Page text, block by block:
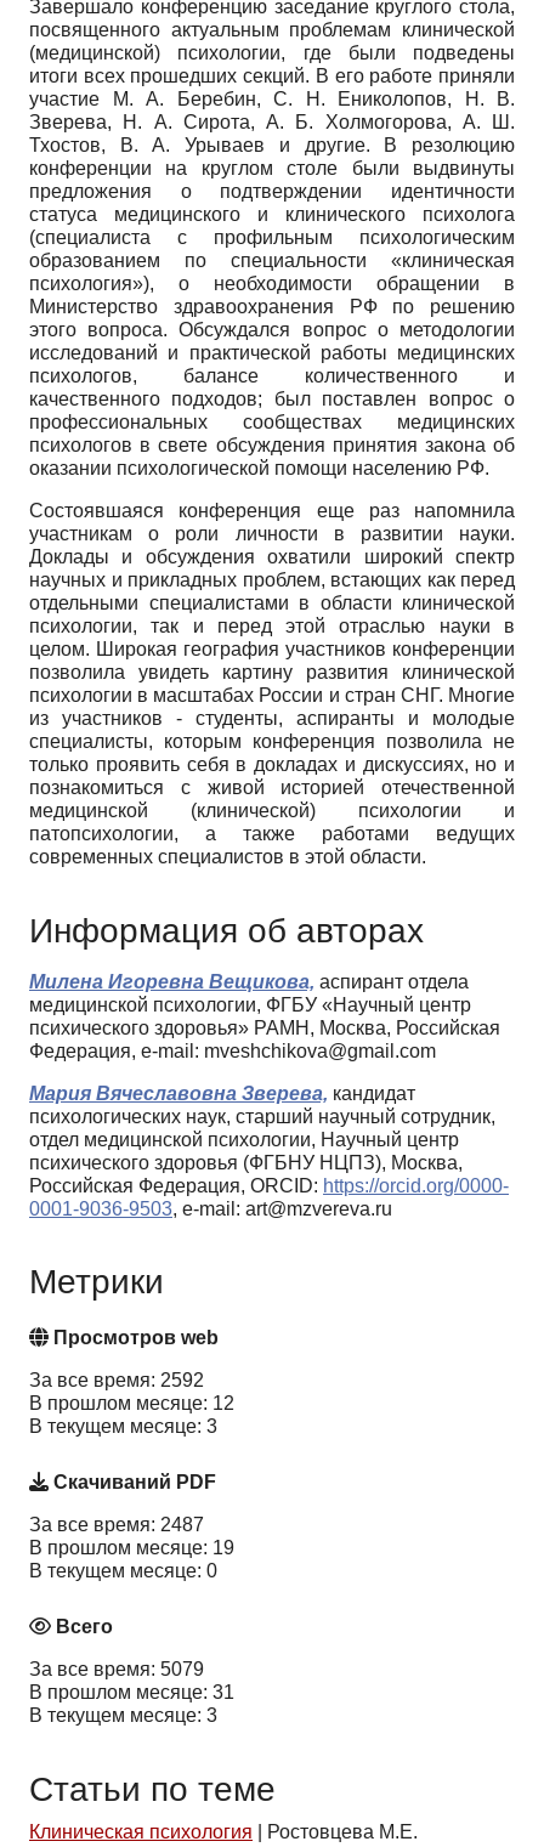
Завершало конференцию заседание круглого стола,
посвященного актуальным проблемам клинической
(медицинской) психологии, где были подведены
итоги всех прошедших секций. В его работе приняли
участие М. А. Беребин, С. Н. Ениколопов, Н. В.
Зверева, Н. А. Сирота, А. Б. Холмогорова, А. Ш.
Тхостов, В. А. Урываев и другие. В резолюцию
конференции на круглом столе были выдвинуты
предложения о подтверждении идентичности
статуса медицинского и клинического психолога
(специалиста с профильным психологическим
образованием по специальности «клиническая
психология»), о необходимости обращении в
Министерство здравоохранения РФ по решению
этого вопроса. Обсуждался вопрос о методологии
исследований и практической работы медицинских
психологов, балансе количественного и
качественного подходов; был поставлен вопрос о
профессиональных сообществах медицинских
психологов в свете обсуждения принятия закона об
оказании психологической помощи населению РФ.
Состоявшаяся конференция еще раз напомнила
участникам о роли личности в развитии науки.
Доклады и обсуждения охватили широкий спектр
научных и прикладных проблем, встающих как перед
отдельными специалистами в области клинической
психологии, так и перед этой отраслью науки в
целом. Широкая география участников конференции
позволила увидеть картину развития клинической
психологии в масштабах России и стран СНГ. Многие
из участников - студенты, аспиранты и молодые
специалисты, которым конференция позволила не
только проявить себя в докладах и дискуссиях, но и
познакомиться с живой историей отечественной
медицинской (клинической) психологии и
патопсихологии, а также работами ведущих
современных специалистов в этой области.
Информация об авторах
Милена Игоревна Вещикова, аспирант отдела
медицинской психологии, ФГБУ «Научный центр
психического здоровья» РАМН, Москва, Российская
Федерация, e-mail: mveshchikova@gmail.com
Мария Вячеславовна Зверева, кандидат
психологических наук, старший научный сотрудник,
отдел медицинской психологии, Научный центр
психического здоровья (ФГБНУ НЦПЗ), Москва,
Российская Федерация, ORCID: https://orcid.org/0000-
0001-9036-9503, e-mail: art@mzvereva.ru
Метрики
Просмотров web
За все время: 2592
В прошлом месяце: 12
В текущем месяце: 3
Скачиваний PDF
За все время: 2487
В прошлом месяце: 19
В текущем месяце: 0
Всего
За все время: 5079
В прошлом месяце: 31
В текущем месяце: 3
Статьи по теме
Клиническая психология
Ростовцева М.Е.